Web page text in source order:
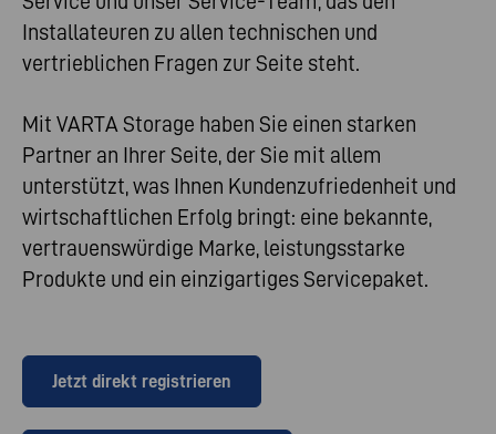
Installateuren zu allen technischen und
vertrieblichen Fragen zur Seite steht.
Mit VARTA Storage haben Sie einen starken
Partner an Ihrer Seite, der Sie mit allem
unterstützt, was Ihnen Kundenzufriedenheit und
wirtschaftlichen Erfolg bringt: eine bekannte,
vertrauenswürdige Marke, leistungsstarke
Produkte und ein einzigartiges Servicepaket.
Jetzt direkt registrieren